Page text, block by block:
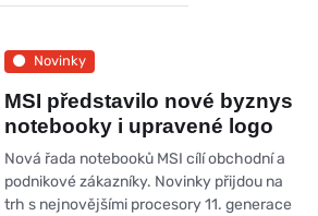
Novinky
MSI představilo nové byznys
notebooky i upravené logo
Nová řada notebooků MSI cílí obchodní a
podnikové zákazníky. Novinky přijdou na
trh s nejnovějšími procesory 11. generace